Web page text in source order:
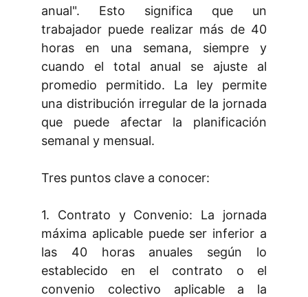
anual". Esto significa que un
trabajador puede realizar más de 40
horas en una semana, siempre y
cuando el total anual se ajuste al
promedio permitido. La ley permite
una distribución irregular de la jornada
que puede afectar la planificación
semanal y mensual.
Tres puntos clave a conocer:
1. Contrato y Convenio: La jornada
máxima aplicable puede ser inferior a
las 40 horas anuales según lo
establecido en el contrato o el
convenio colectivo aplicable a la